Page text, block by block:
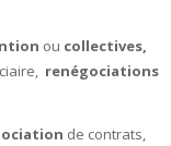
ou collectives,
renégociations
de contrats,